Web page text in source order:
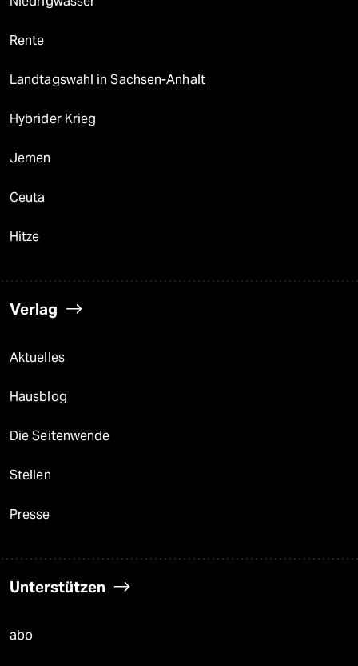
Rente
Landtagswahl in Sachsen-Anhalt
Hybrider Krieg
Jemen
Ceuta
Hitze
Verlag
Aktuelles
Hausblog
Die Seitenwende
Stellen
Presse
Unterstützen
abo